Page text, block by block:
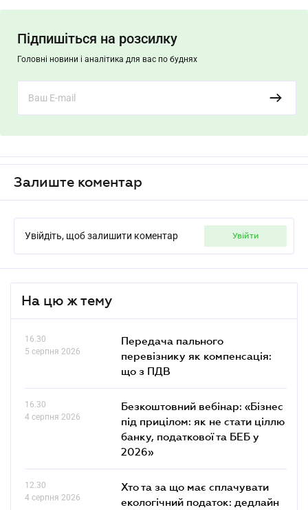
Підпишіться на розсилку
Головні новини і аналітика для вас по буднях
Залиште коментар
Увійдіть, щоб залишити коментар увійти
На цю ж тему
16.30
5 серпня 2026
Передача пального
перевізнику як компенсація:
що з ПДВ
16.30
4 серпня 2026
Безкоштовний вебінар: «Бізнес
під прицілом: як не стати ціллю
банку, податкової та БЕБ у
2026»
12.30
4 серпня 2026
Хто та за що має сплачувати
екологічний податок: дедлайн